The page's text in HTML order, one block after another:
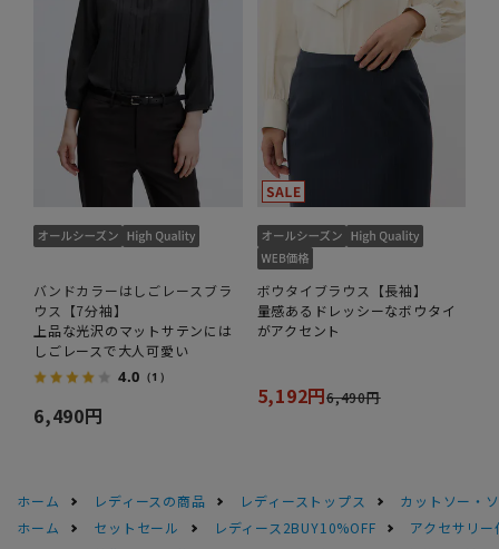
バンドカラーはしごレースブラ
ウス【7分袖】
上品な光沢のマットサテンには
しごレースで大人可愛い
4.0 （1）
6,490円
ボウタイブラウス【長袖】
量感あるドレッシーなボウタイ
がアクセント
5,192円6,490円
ホーム レディースの商品 レディーストップス
カットソー・
ホーム
セットセール レディース2BUY10%OFF
アクセサリ